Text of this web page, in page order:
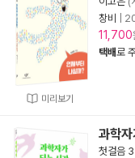
미리보기
창비
11,700
택배로
과학
첫걸음 3